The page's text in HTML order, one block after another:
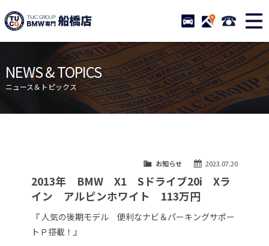
TUCグループ BMW専門 船
STOCK ACCESS 047-
ニュース
在庫リスト
目玉車両一覧
店舗紹介
保証＆サービス
アクセスマップ
自動車保険
TUCとは？
リクルート
納車blog
スタッフblog
会社概要
NEWS & TOPICS
ニュース＆トピックス
2023.07.20
お知らせ
2013年 BMW X1 Sドライブ20i Xラ
イン アルピンホワイト 113万円
『 人気の後期モデル 便利なナビ＆パーキングサポー
トＰ搭載！』